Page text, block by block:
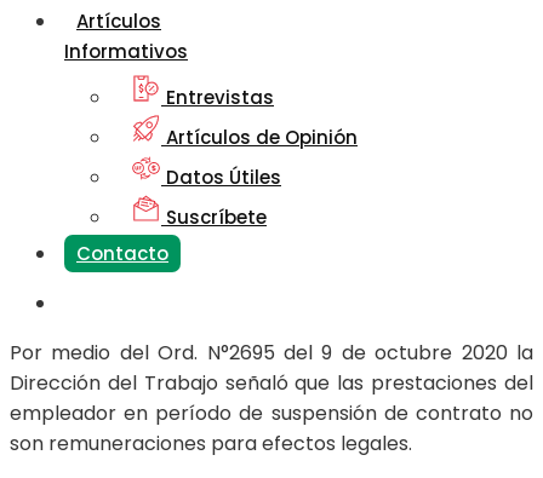
Artículos
Informativos
Entrevistas
Artículos de Opinión
Datos Útiles
Suscríbete
Contacto
Por medio del Ord. N°2695 del 9 de octubre 2020 la
Dirección del Trabajo señaló que las prestaciones del
empleador en período de suspensión de contrato no
son remuneraciones para efectos legales.